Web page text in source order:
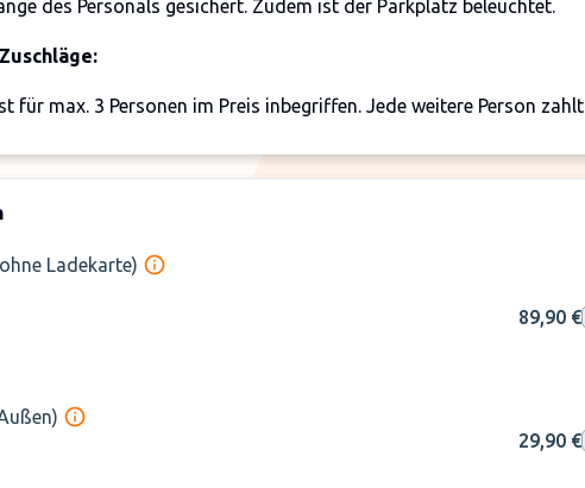
des Personals gesichert. Zudem ist der Parkplatz beleuchtet.
für max. 3 Personen im Preis inbegriffen. Jede weitere Person zahlt
Uhr wird ein einmaliger Nachtzuschlag von 50 € berechnet.
Transport wird ein Aufpreis i.H.v. 80 € erhoben.
Ladekarte)
89,90 €
29,90 €